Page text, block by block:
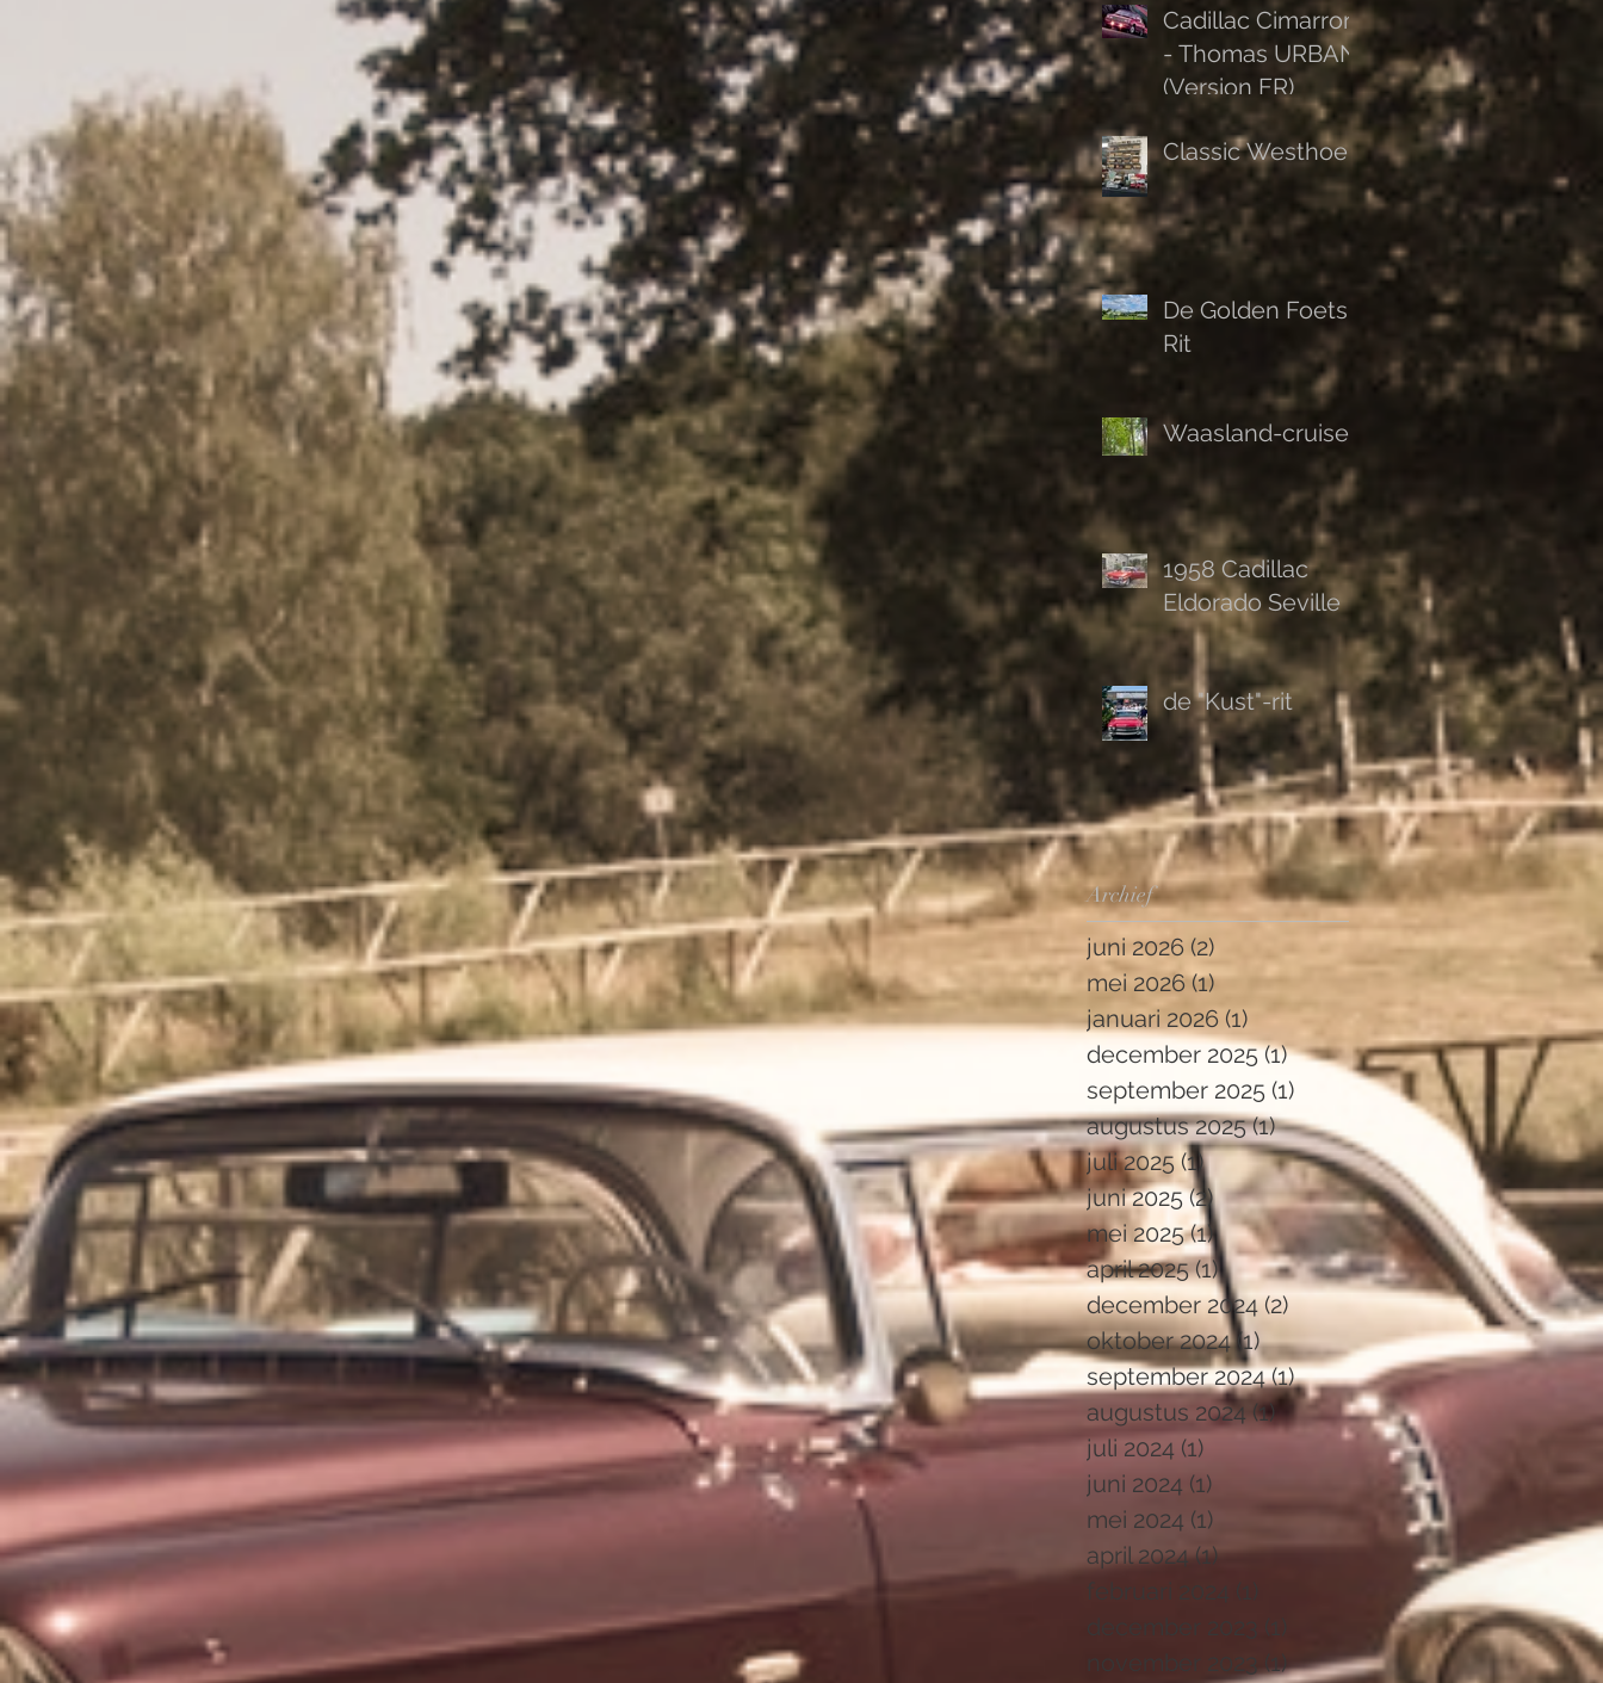
Cadillac Cimarron
- Thomas URBAN
(Version FR)
Classic Westhoek
De Golden Foets
Rit
Waasland-cruise
1958 Cadillac
Eldorado Seville
de "Kust"-rit
Archief
juni 2026 (2)
mei 2026 (1)1 post
januari 2026 (1) 1 post
december 2025 (1)1 post
september 2025 (1)
augustus 2025 (1)1 post
juli 2025 (1)1 post
juni 2025 (2)2 posts
mei 2025 (1)1 post
april 2025 (1)1 post
december 2024 (2)2 posts
oktober 2024 (1)1 post
september 2024 (1)1 post
augustus 2024 (1)1 post
juli 2024 (1)
juni 2024 (1)
mei 2024 (1)
april 2024 (1)1 post
februari 2024
(1)
december 2023
november 2023 (1)1 post